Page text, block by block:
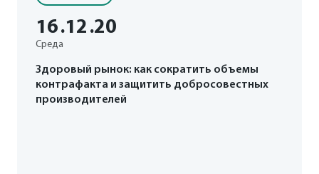
16.12 .20
Среда
Здоровый рынок: как сократить объемы
контрафакта и защитить добросовестных
производителей